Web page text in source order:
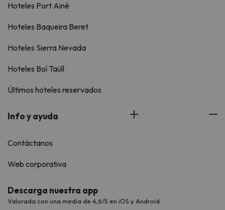
Hoteles Port Ainé
Hoteles Baqueira Beret
Hoteles Sierra Nevada
Hoteles Boí Taüll
Últimos hoteles reservados
Info y ayuda
Contáctanos
Web corporativa
Descarga nuestra app
Valorada con una media de 4,6/5 en iOS y Android.